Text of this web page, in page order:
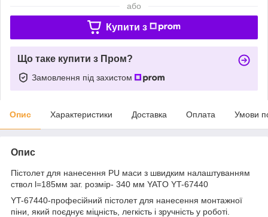
або
Купити з
Що таке купити з Пром?
Замовлення під захистом
Опис Характеристики Доставка Оплата Умови
Опис
Пістолет для нанесення PU маси з швидким налаштуванням
ствол l=185мм заг. розмір- 340 мм YATO YT-67440
YT-67440-професійний пістолет для нанесення монтажної
піни, який поєднує міцність, легкість і зручність у роботі.